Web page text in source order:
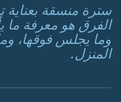
سترة منسقة
الفرق هو معرفة ما
وما يجلس فوقها،
المنزل.